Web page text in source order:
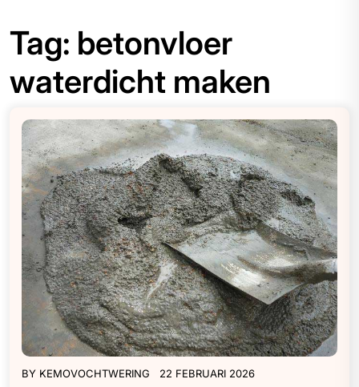
Tag: betonvloer
waterdicht maken
BY KEMOVOCHTWERING 22 FEBRUARI 2026